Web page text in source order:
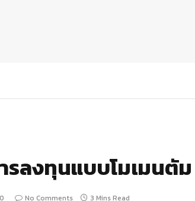
รลงทุนแบบโมเมนตัม
No Comments 3 Mins Read